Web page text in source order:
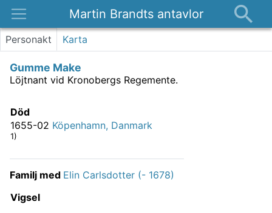
Martin Brandts antavlor
Platser
Om
Personakt Karta
Gumme Make
Löjtnant vid Kronobergs Regemente.
Död
1655-02 Köpenhamn, Danmark
1)
Familj med Elin Carlsdotter (- 1678)
Vigsel